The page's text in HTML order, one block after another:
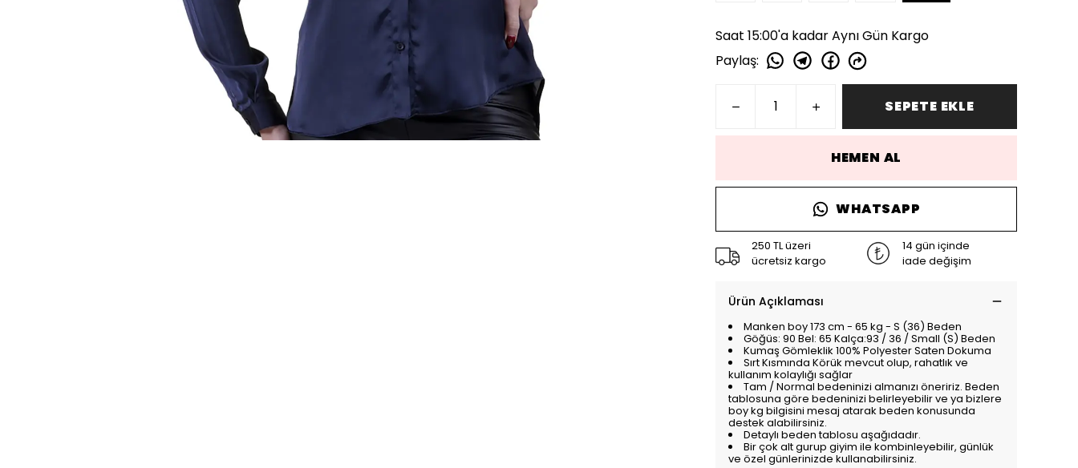
Saat 15:00'a kadar Aynı Gün Kargo
Paylaş:
SEPETE EKLE
HEMEN AL
WHATSAPP
250 TL üzeri
ücretsiz kargo
14 gün içinde
iade değişim
Ürün Açıklaması
Manken boy 173 cm - 65 kg - S (36) Beden
Göğüs: 90 Bel: 65 Kalça:93 / 36 / Small (S) Beden
Kumaş Gömleklik 100% Polyester Saten Dokuma
Sırt Kısmında Körük mevcut olup, rahatlık ve
kullanım kolaylığı sağlar
Tam / Normal bedeninizi almanızı öneririz. Beden
tablosuna göre bedeninizi belirleyebilir ve ya bizlere
boy kg bilgisini mesaj atarak beden konusunda
destek alabilirsiniz.
Detaylı beden tablosu aşağıdadır.
Bir çok alt gurup giyim ile kombinleyebilir, günlük
ve özel günlerinizde kullanabilirsiniz.